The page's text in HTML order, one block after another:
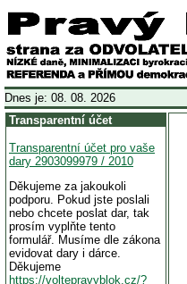
Dnes je: 08. 08. 2026
Transparentní účet
Transparentní účet pro vaše
dary 2903099979 / 2010
Děkujeme za jakoukoli
podporu. Pokud jste poslali
nebo chcete poslat dar, tak
prosím vyplňte tento
formulář. Musíme dle zákona
evidovat dary i dárce.
Děkujeme
https://voltepravyblok.cz/?